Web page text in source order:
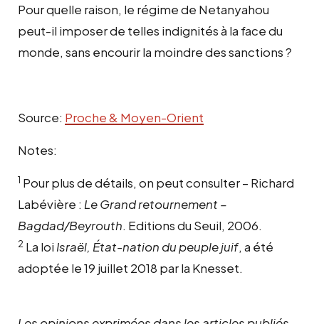
Pour quelle raison, le régime de Netanyahou
peut-il imposer de telles indignités à la face du
monde, sans encourir la moindre des sanctions ?
Source: Proche & Moyen-Orient
Notes:
1 Pour plus de détails, on peut consulter – Richard
Labévière : Le Grand retournement –
Bagdad/Beyrouth. Editions du Seuil, 2006.
2 La loi Israël, État-nation du peuple juif, a été
adoptée le 19 juillet 2018 par la Knesset.